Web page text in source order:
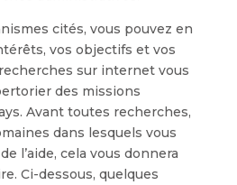
cités, vous pouvez en
vos objectifs et vos
sur internet vous
des missions
Avant toutes recherches,
dans lesquels vous
l’aide, cela vous donnera
Ci-dessous, quelques